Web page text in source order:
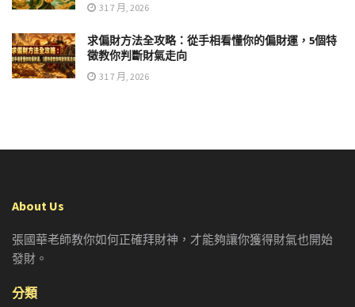
31 7 月, 2026
求偏財方法全攻略：從手相看懂你的偏財運，5個特
徵教你判斷財氣走向
31 7 月, 2026
About Us
張國華老師教你如何正確拜財神，才能夠讓你獲得財氣也開始
發財。
分類